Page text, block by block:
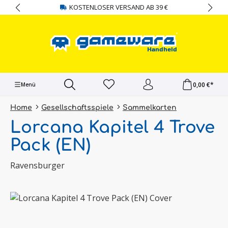
springen KOSTENLOSER VERSAND AB 39 €
Menü 0,00 €*
Home Gesellschaftsspiele Sammelkarten
Lorcana Kapitel 4 Trove
Pack (EN)
Ravensburger
Bildergalerie überspringen